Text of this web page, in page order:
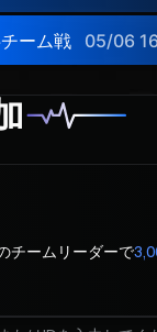
ーム戦 05/06
チームリーダーで